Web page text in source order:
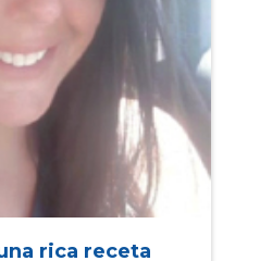
rica receta